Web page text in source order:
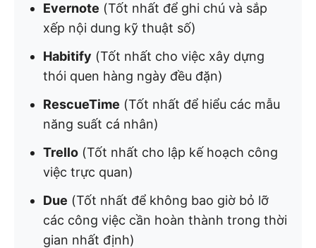
Evernote (Tốt nhất để ghi chú và sắp
xếp nội dung kỹ thuật số)
Habitify (Tốt nhất cho việc xây dựng
thói quen hàng ngày đều đặn)
RescueTime (Tốt nhất để hiểu các mẫu
năng suất cá nhân)
Trello (Tốt nhất cho lập kế hoạch công
việc trực quan)
Due (Tốt nhất để không bao giờ bỏ lỡ
các công việc cần hoàn thành trong thời
gian nhất định)